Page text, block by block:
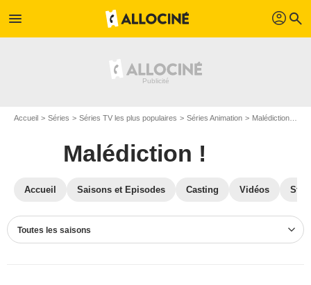
menu profil search
Accueil Séries Séries TV les plus populaires Séries Animation Malédiction !
Malédiction !
Accueil Saisons et Episodes Casting Vidéos
Toutes les saisons